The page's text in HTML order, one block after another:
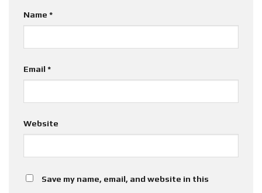
Name *
Email *
Website
Save my name, email, and website in this